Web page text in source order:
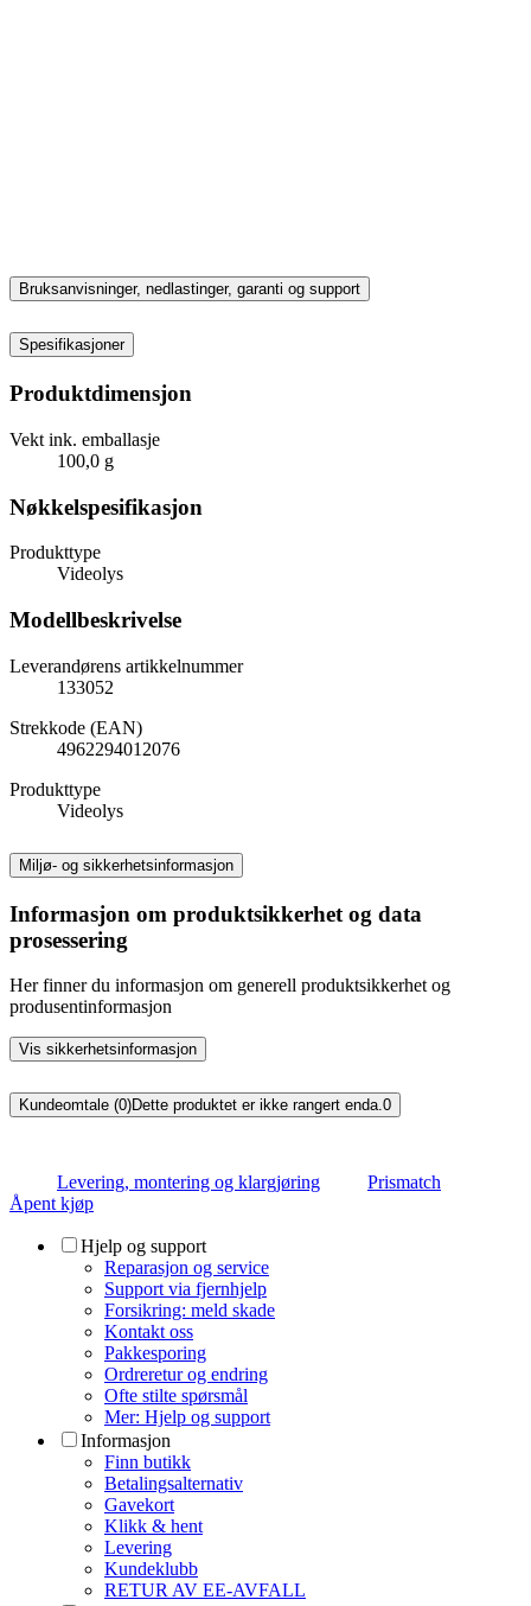
Bruksanvisninger, nedlastinger, garanti og support
Spesifikasjoner
Produktdimensjon
Vekt ink. emballasje
100,0 g
Nøkkelspesifikasjon
Produkttype
Videolys
Modellbeskrivelse
Leverandørens artikkelnummer
133052
Strekkode (EAN)
4962294012076
Produkttype
Videolys
Miljø- og sikkerhetsinformasjon
Informasjon om produktsikkerhet og data
prosessering
Her finner du informasjon om generell produktsikkerhet og
produsentinformasjon
Vis sikkerhetsinformasjon
Kundeomtale (0)Dette produktet er ikke rangert enda.0
Levering, montering og klargjøring
Prismatch
Åpent kjøp
Hjelp og support
Reparasjon og service
Support via fjernhjelp
Forsikring: meld skade
Kontakt oss
Pakkesporing
Ordreretur og endring
Ofte stilte spørsmål
Mer: Hjelp og support
Informasjon
Finn butikk
Betalingsalternativ
Gavekort
Klikk & hent
Levering
Kundeklubb
RETUR AV EE-AVFALL